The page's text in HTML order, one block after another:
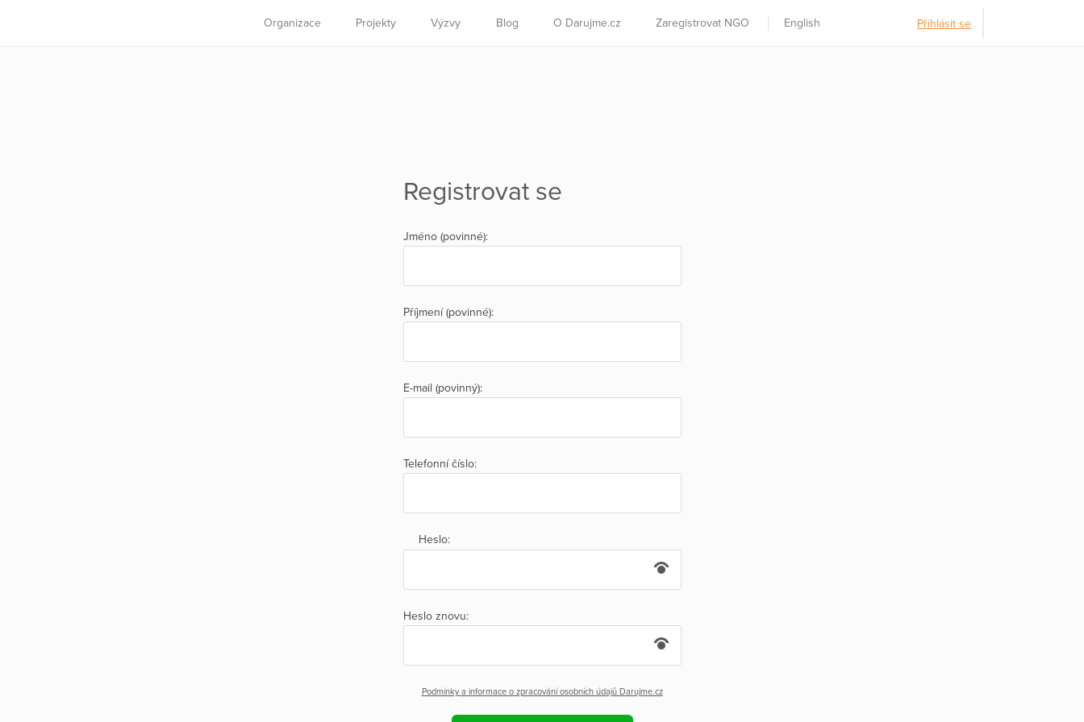
Organizace Projekty Výzvy Blog O Darujme.cz Zaregistrovat NGO English Přihlásit se
Registrovat se
Jméno (povinné):
Příjmení (povinné):
E-mail (povinný):
Telefonní číslo:
Heslo:
Heslo znovu:
Podmínky a informace o zpracování osobních údajů Darujme.cz